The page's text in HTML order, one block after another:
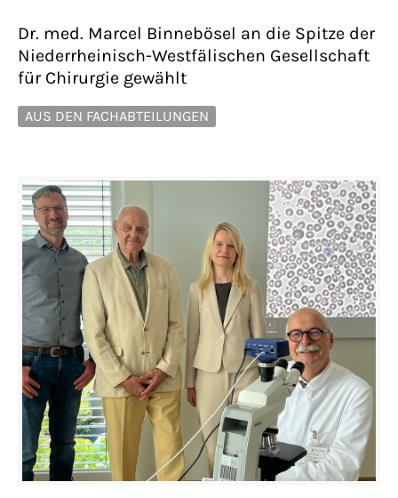
Dr. med. Marcel Binnebösel an die Spitze der
Niederrheinisch-Westfälischen Gesellschaft
für Chirurgie gewählt
AUS DEN FACHABTEILUNGEN